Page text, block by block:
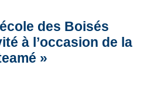
des Boisés
à l’occasion de la
»